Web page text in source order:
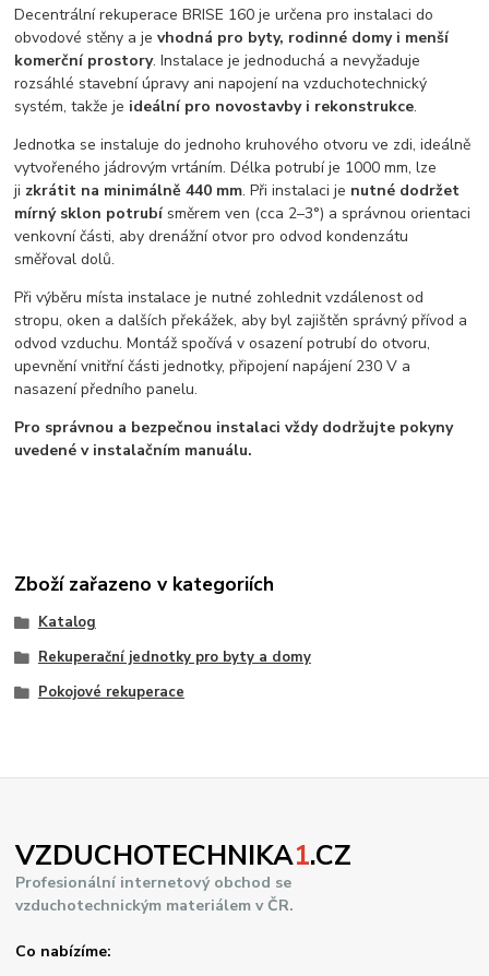
Decentrální rekuperace BRISE 160 je určena pro instalaci do
obvodové stěny a jevhodná pro byty, rodinné domy i menší
komerční prostory. Instalace je jednoduchá a nevyžaduje
rozsáhlé stavební úpravy ani napojení na vzduchotechnický
systém, takže je ideální pro novostavby i rekonstrukce.
Jednotka se instaluje do jednoho kruhového otvoru ve zdi, ideálně
vytvořeného jádrovým vrtáním. Délka potrubí je 1000 mm, lze
ji zkrátit na minimálně 440 mm. Při instalaci je nutné dodržet
mírný sklon potrubísměrem ven (cca 2–3°) a správnou orientaci
venkovní části, aby drenážní otvor pro odvod kondenzátu
směřoval dolů.
Při výběru místa instalace je nutné zohlednit vzdálenost od
stropu, oken a dalších překážek, aby byl zajištěn správný přívod a
odvod vzduchu. Montáž spočívá v osazení potrubí do otvoru,
upevnění vnitřní části jednotky, připojení napájení 230 V a
nasazení předního panelu.
Pro správnou a bezpečnou instalaci vždy dodržujte pokyny
uvedené v instalačním manuálu.
Zboží zařazeno v kategoriích
Katalog
Rekuperační jednotky pro byty a domy
Pokojové rekuperace
VZDUCHOTECHNIKA1.CZ
Profesionální internetový obchod se
vzduchotechnickým materiálem v ČR.
Co nabízíme: